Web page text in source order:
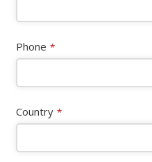
Phone *
Country *